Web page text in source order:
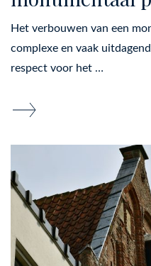
Het verbouwen van een
complexe en vaak
respect voor het …